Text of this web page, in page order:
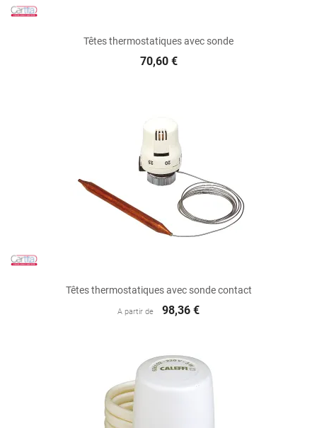
Têtes thermostatiques avec sonde
70,60 €
Têtes thermostatiques avec sonde contact
A partir de 98,36 €